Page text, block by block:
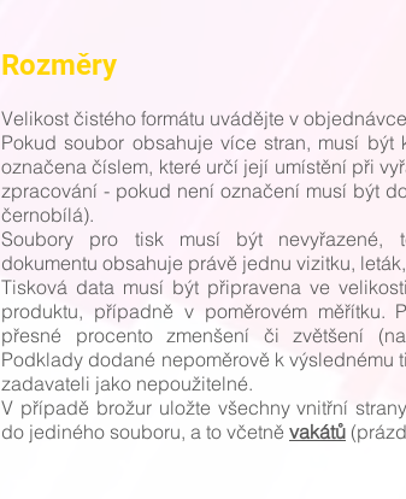
Rozměry
Velikost čistého formátu uvádějte v objednávce
Pokud soubor obsahuje více stran, musí být
označena číslem, které určí její umístění při
zpracování - pokud není označení musí být
černobílá).
Soubory pro tisk musí být nevyřazené,
dokumentu obsahuje právě jednu vizitku,
Tisková data musí být připravena ve
produktu, případně v poměrovém měřítku.
přesné procento zmenšení či zvětšení
Podklady dodané nepoměrově k výslednému
zadavateli jako nepoužitelné.
V případě brožur uložte všechny vnitřní
do jediného souboru, a to včetně vakátů